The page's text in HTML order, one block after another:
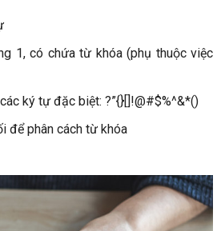
1, có chứa từ khóa (phụ thuộc việc
ký tự đặc biệt: ?”{}[]!@#$%^&*()
để phân cách từ khóa